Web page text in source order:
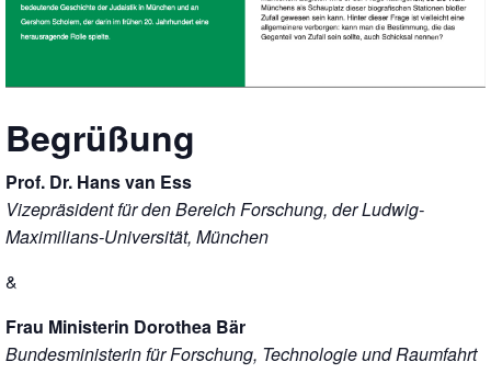
Begrüßung
Prof. Dr. Hans van Ess
Vizepräsident für den Bereich Forschung, der Ludwig-
Maximilians-Universität, München
&
Frau Ministerin Dorothea Bär
Bundesministerin für Forschung, Technologie und Raumfahrt